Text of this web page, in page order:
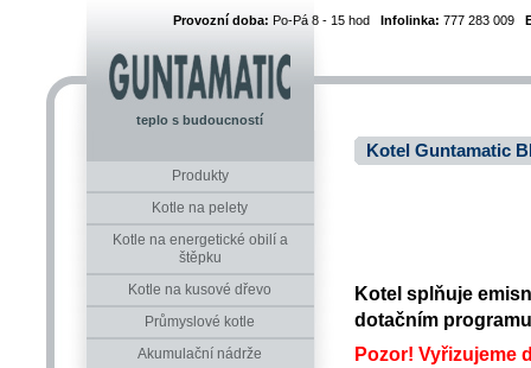
Provozní doba: Po-Pá 8 - 15 hod Infolinka: 777 283 009
teplo s budoucností
Produkty
Kotle na pelety
Kotle na energetické obilí a
štěpku
Kotle na kusové dřevo
Průmyslové kotle
Akumulační nádrže
Kotel Guntamatic
Kotel splňuje
dotačním
Pozor! Vyřizujeme